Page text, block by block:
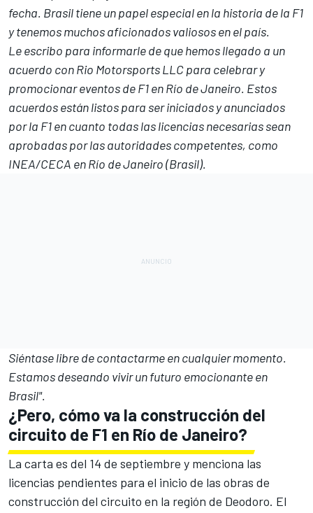
fecha. Brasil tiene un papel especial en la historia de la F1
y tenemos muchos aficionados valiosos en el país.
Le escribo para informarle de que hemos llegado a un
acuerdo con Rio Motorsports LLC para celebrar y
promocionar eventos de F1 en Río de Janeiro. Estos
acuerdos están listos para ser iniciados y anunciados
por la F1 en cuanto todas las licencias necesarias sean
aprobadas por las autoridades competentes, como
INEA/CECA en Río de Janeiro (Brasil).
Siéntase libre de contactarme en cualquier momento.
Estamos deseando vivir un futuro emocionante en
Brasil".
¿Pero, cómo va la construcción del
circuito de F1 en Río de Janeiro?
La carta es del 14 de septiembre y menciona las
licencias pendientes para el inicio de las obras de
construcción del circuito en la región de Deodoro. El